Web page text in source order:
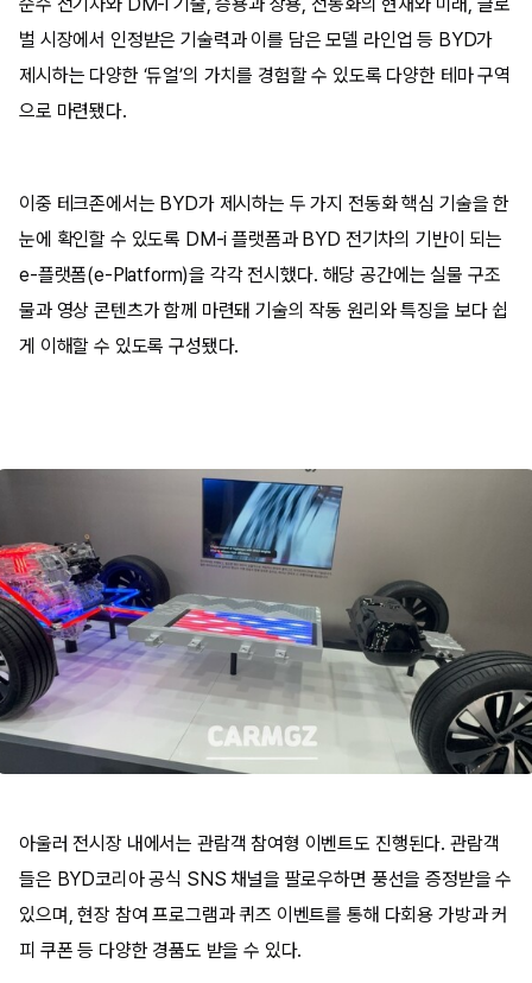
벌 시장에서 인정받은 기술력과 이를 담은 모델 라인업 등 BYD가
제시하는 다양한 ‘듀얼’의 가치를 경험할 수 있도록 다양한 테마 구역
으로 마련됐다.
이중 테크존에서는 BYD가 제시하는 두 가지 전동화 핵심 기술을 한
눈에 확인할 수 있도록 DM-i 플랫폼과 BYD 전기차의 기반이 되는
e-플랫폼(e-Platform)을 각각 전시했다. 해당 공간에는 실물 구조
물과 영상 콘텐츠가 함께 마련돼 기술의 작동 원리와 특징을 보다 쉽
게 이해할 수 있도록 구성됐다.
아울러 전시장 내에서는 관람객 참여형 이벤트도 진행된다. 관람객
들은 BYD코리아 공식 SNS 채널을 팔로우하면 풍선을 증정받을 수
있으며, 현장 참여 프로그램과 퀴즈 이벤트를 통해 다회용 가방과 커
피 쿠폰 등 다양한 경품도 받을 수 있다.